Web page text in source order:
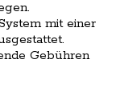
mit einer
Gebühren